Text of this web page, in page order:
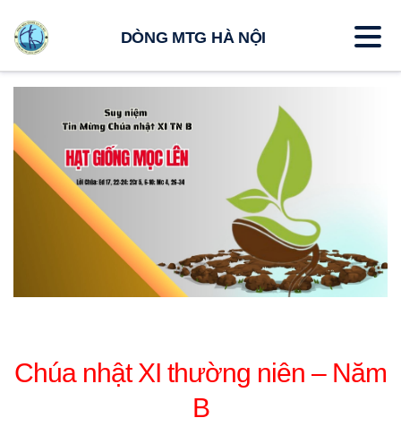
Chúa nhật XI thường niên – Năm
B
DÒNG MTG HÀ NỘI